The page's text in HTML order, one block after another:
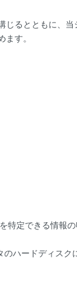
じるとともに、
す。
特定できる情報
ハードディスク